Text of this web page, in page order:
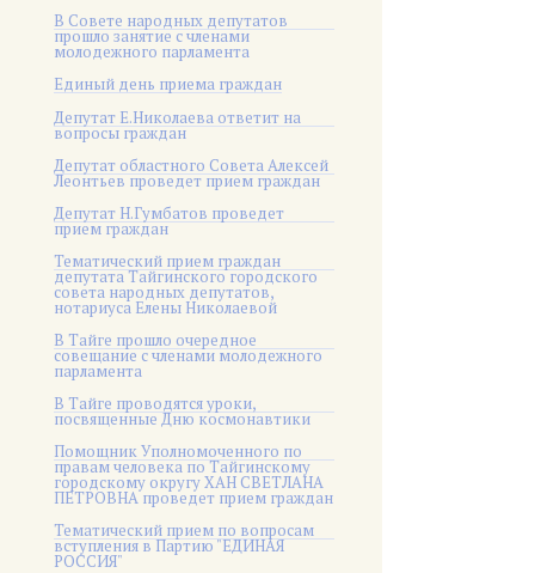
В Совете народных депутатов
прошло занятие с членами
молодежного парламента
Единый день приема граждан
Депутат Е.Николаева ответит на
вопросы граждан
Депутат областного Совета Алексей
Леонтьев проведет прием граждан
Депутат Н.Гумбатов проведет
прием граждан
Тематический прием граждан
депутата Тайгинского городского
совета народных депутатов,
нотариуса Елены Николаевой
В Тайге прошло очередное
совещание с членами молодежного
парламента
В Тайге проводятся уроки,
посвященные Дню космонавтики
Помощник Уполномоченного по
правам человека по Тайгинскому
городскому округу ХАН СВЕТЛАНА
ПЕТРОВНА проведет прием граждан
Тематический прием по вопросам
вступления в Партию "ЕДИНАЯ
РОССИЯ"